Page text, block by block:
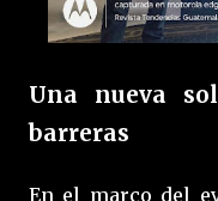
Una nueva
barreras
En el marco del